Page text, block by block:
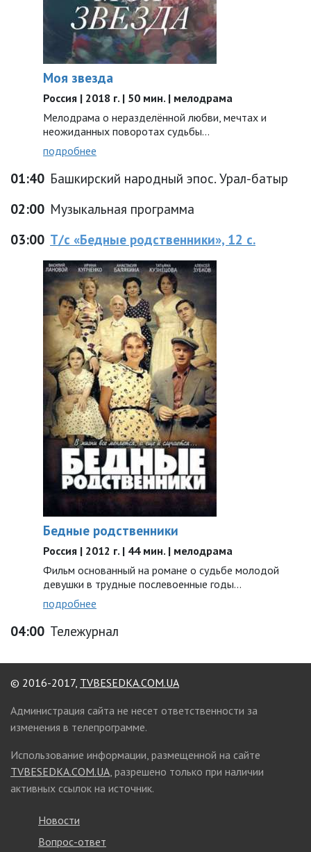
Моя звезда
Россия | 2018 г. | 50 мин. | мелодрама
Мелодрама о неразделённой любви, мечтах и
неожиданных поворотах судьбы…
подробнее
01:40 Башкирский народный эпос. Урал-батыр
02:00 Музыкальная программа
03:00 Т/с «Бедные родственники», 12 с.
Бедные родственники
Россия | 2012 г. | 44 мин. | мелодрама
Фильм основанный на романе о судьбе молодой
девушки в трудные послевоенные годы…
подробнее
04:00 Тележурнал
© 2016-2017, TVBESEDKA.COM.UA
Администрация сайта не несет ответственности за
изменения в телепрограмме.
Использование информации, размещенной на сайте
TVBESEDKA.COM.UA, разрешено только при наличии
активных ссылок на источник.
Новости
Вопрос-ответ